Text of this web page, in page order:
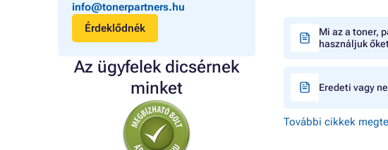
info@tonerpartners.hu
Érdeklődnék
Az ügyfelek dicsérnek
minket
Mi az a toner,
használjuk
Eredeti vagy
További cikkek